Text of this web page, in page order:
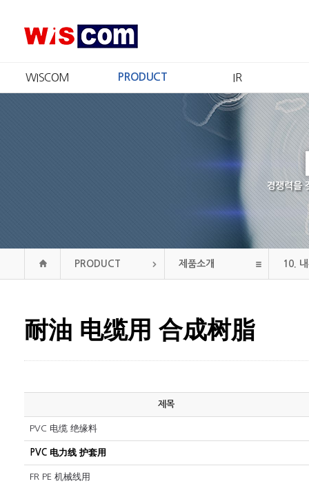
WISCOM PRODUCT IR
IR개요
주가정보
재무정보
공시정보
경쟁력을
PRODUCT 제품소개 10.
耐油 电缆用 合成树脂
제목
PVC 电缆 绝缘料
PVC 电力线 护套用
FR PE 机械线用